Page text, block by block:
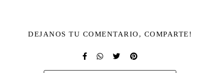
DEJANOS TU COMENTARIO, COMPARTE!